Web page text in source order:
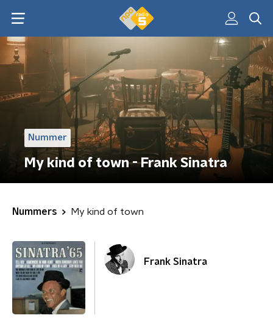
Nummer
My kind of town - Frank Sinatra
Nummers My kind of town
Frank Sinatra